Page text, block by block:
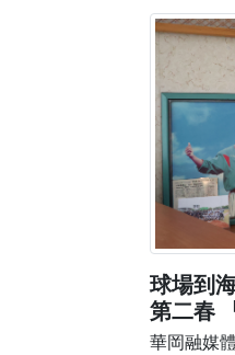
球場到
第二春
華岡融媒